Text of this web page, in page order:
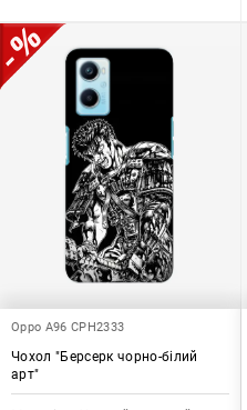
Oppo A96 CPH2333
Чохол "Берсерк чорно-білий
арт"